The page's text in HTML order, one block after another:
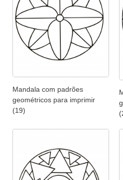
Mandala com padrões
geométricos para imprimir
(19)